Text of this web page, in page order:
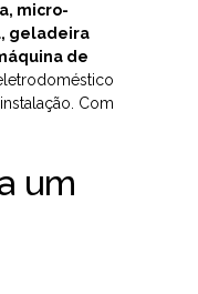
micro-
geladeira
de
Com
um